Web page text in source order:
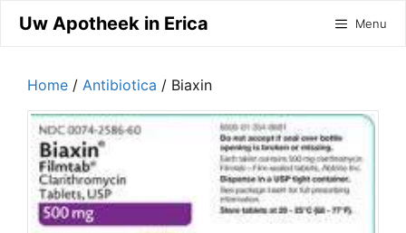
naar
inhoud
Uw Apotheek in Erica Menu
Home / Antibiotica / Biaxin